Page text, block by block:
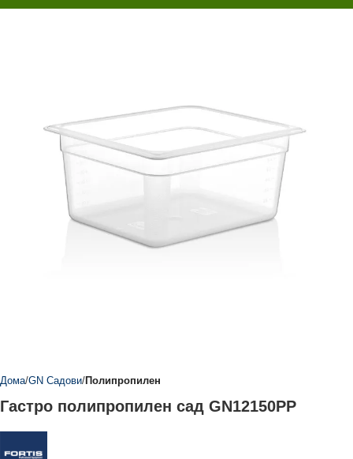
Дома GN Садови Полипропилен
Гастро полипропилен сад GN12150PP